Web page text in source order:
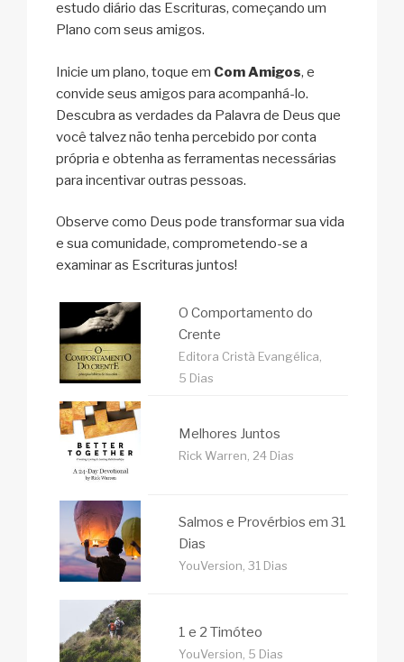
estudo diário das Escrituras, começando um
Plano com seus amigos.
Inicie um plano, toque em Com Amigos, e
convide seus amigos para acompanhá-lo.
Descubra as verdades da Palavra de Deus que
você talvez não tenha percebido por conta
própria e obtenha as ferramentas necessárias
para incentivar outras pessoas.
Observe como Deus pode transformar sua vida
e sua comunidade, comprometendo-se a
examinar as Escrituras juntos!
O Comportamento do
Crente
Editora Cristã Evangélica,
5 Dias
Melhores Juntos
Rick Warren, 24 Dias
Salmos e Provérbios em 31
Dias
YouVersion, 31 Dias
1 e 2 Timóteo
YouVersion, 5 Dias